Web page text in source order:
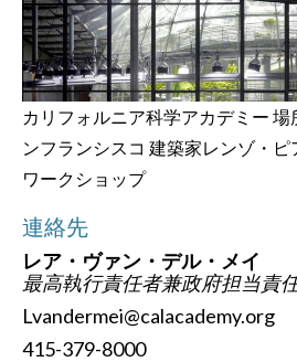
カリフォルニア科学アカデミー
ンフランシスコ 建築家レンゾ・ピ
ワークショップ
連絡先
レア・ヴァン・デル・メイ
最高執行責任者兼政府担当責
Lvandermei@calacademy.org
415-379-8000